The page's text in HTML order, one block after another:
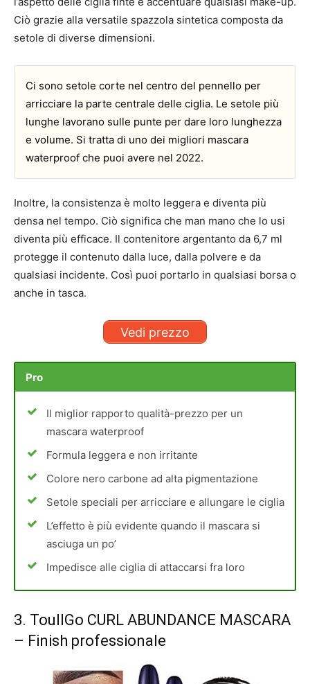
Ciò grazie alla versatile spazzola sintetica composta da
setole di diverse dimensioni.
Ci sono setole corte nel centro del pennello per
arricciare la parte centrale delle ciglia. Le setole più
lunghe lavorano sulle punte per dare loro lunghezza
e volume. Si tratta di uno dei migliori mascara
waterproof che puoi avere nel 2022.
Inoltre, la consistenza è molto leggera e diventa più
densa nel tempo. Ciò significa che man mano che lo usi
diventa più efficace. Il contenitore argentanto da 6,7 ml
protegge il contenuto dalla luce, dalla polvere e da
qualsiasi incidente. Così puoi portarlo in qualsiasi borsa o
anche in tasca.
Vedi prezzo
Pro
Il miglior rapporto qualità-prezzo per un
mascara waterproof
Formula leggera e non irritante
Colore nero carbone ad alta pigmentazione
Setole speciali per arricciare e allungare le ciglia
L’effetto è più evidente quando il mascara si
asciuga un po’
Impedisce alle ciglia di attaccarsi fra loro
3. ToullGo CURL ABUNDANCE MASCARA
– Finish professionale